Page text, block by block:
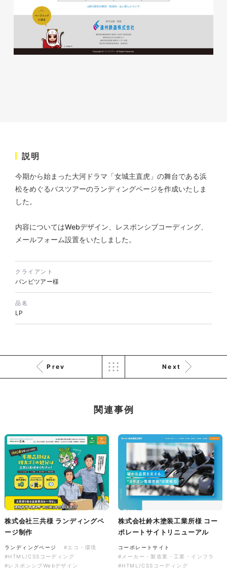
株式会社KDK様 コーポレート
サイト制作
株式会社三共様 会社案内パン
フレット
#イラスト
#エコ・環境
株式会社三共様 さんきょちゃ
イラスト・キャラクター
#イラスト
#エコ・環境
ヒーパッケージ
ノベルティ
#産業廃棄物処理業
株式会社バスコフーズ様
FRUITFRUIT SNACK パッケ
ージデザイン
パッケージ
#食品・飲食
#パッケージデザイン
説明
今期から始まった大河ドラマ「女城主直虎」の舞台である浜
松をめぐるバスツアーのランディングページを作成いたしま
した。
内容についてはWebデザイン、レスポンシブコーディング、
メールフォーム設置をいたしました。
クライアント
バンビツアー様
品名
LP
Prev Next
関連事例
株式会社三共様 ランディングペ
ージ制作
ランディングページ
#エコ・環境
#HTML/CSSコーディング
#レスポンシブWebデザイン
株式会社鈴木塗装工業所様 コー
ポレートサイトリニューアル
コーポレートサイト
#メーカー・製造業・工業・インフラ
#HTML/CSSコーディング